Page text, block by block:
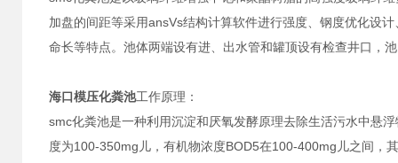
加盘的间距等采用ansVs结构计算软件进行强度、钢度优化设
命长等特点。池体两端设有进、出水管和罐顶设有检查井口，
海口模压化粪池工作原理：
smc化粪池是一种利用沉淀和厌氧发酵原理去除生活污水中悬
度为100-350mg儿，有机物浓度BOD5在100-400mg儿之间